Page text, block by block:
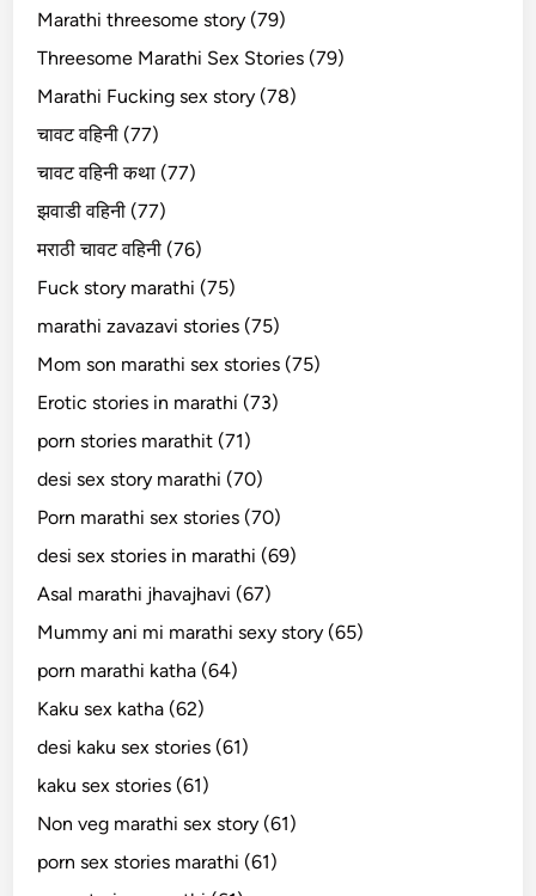
Marathi threesome story (79)
Threesome Marathi Sex Stories (79)
Marathi Fucking sex story (78)
चावट वहिनी (77)
चावट वहिनी कथा (77)
झवाडी वहिनी (77)
मराठी चावट वहिनी (76)
Fuck story marathi (75)
marathi zavazavi stories (75)
Mom son marathi sex stories (75)
Erotic stories in marathi (73)
porn stories marathit (71)
desi sex story marathi (70)
Porn marathi sex stories (70)
desi sex stories in marathi (69)
Asal marathi jhavajhavi (67)
Mummy ani mi marathi sexy story (65)
porn marathi katha (64)
Kaku sex katha (62)
desi kaku sex stories (61)
kaku sex stories (61)
Non veg marathi sex story (61)
porn sex stories marathi (61)